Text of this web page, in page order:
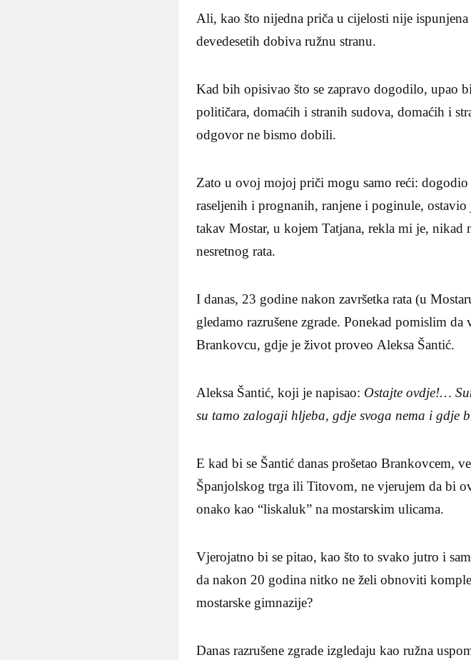
Ali, kao što nijedna priča u cijelosti nije
devedesetih dobiva ružnu stranu.
Kad bih opisivao što se zapravo dogodilo, upao
političara, domaćih i stranih sudova, domaćih i
odgovor ne bismo dobili.
Zato u ovoj mojoj priči mogu samo reći: dogodio
raseljenih i prognanih, ranjene i poginule,
takav Mostar, u kojem Tatjana, rekla mi je,
nesretnog rata.
I danas, 23 godine nakon završetka rata (u
gledamo razrušene zgrade. Ponekad pomislim
Brankovcu, gdje je život proveo Aleksa Šantić.
Aleksa Šantić, koji je napisao: Ostajte ovdje!…
su tamo zalogaji hljeba, gdje svoga nema i gdje
E kad bi se Šantić danas prošetao Brankovcem,
Španjolskog trga ili Titovom, ne vjerujem da bi
onako kao “liskaluk” na mostarskim ulicama.
Vjerojatno bi se pitao, kao što to svako jutro i
da nakon 20 godina nitko ne želi obnoviti
mostarske gimnazije?
Danas razrušene zgrade izgledaju kao ružna